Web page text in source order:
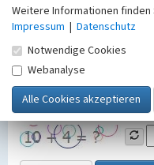
Sicherheitsabfrage
Grafik ein
Weitere Informationen
Impressum | Datenschutz
Notwendige Cookies
Webanalyse